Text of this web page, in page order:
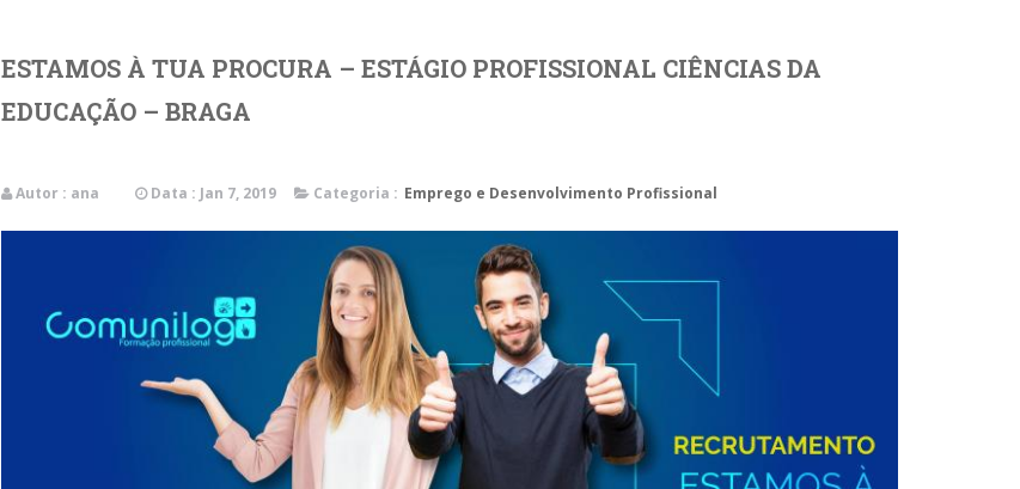
ESTAMOS À TUA PROCURA – ESTÁGIO PROFISSIONAL CIÊNCIAS DA
EDUCAÇÃO – BRAGA
Autor : ana Data : Jan 7, 2019 Categoria : Emprego e Desenvolvimento Profissional